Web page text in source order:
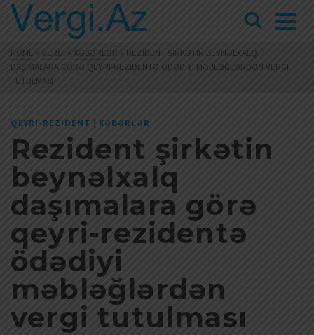
HOME » VERGI » XƏBƏRLƏR » REZIDENT ŞIRKƏTIN BEYNƏLXALQ
DAŞIMALARA GÖRƏ QEYRI-REZIDENTƏ ÖDƏDIYI MƏBLƏĞLƏRDƏN VERGI
TUTULMASI
QEYRI-REZIDENT | XƏBƏRLƏR
Rezident şirkətin
beynəlxalq
daşımalara görə
qeyri-rezidentə
ödədiyi
məbləğlərdən
vergi tutulması